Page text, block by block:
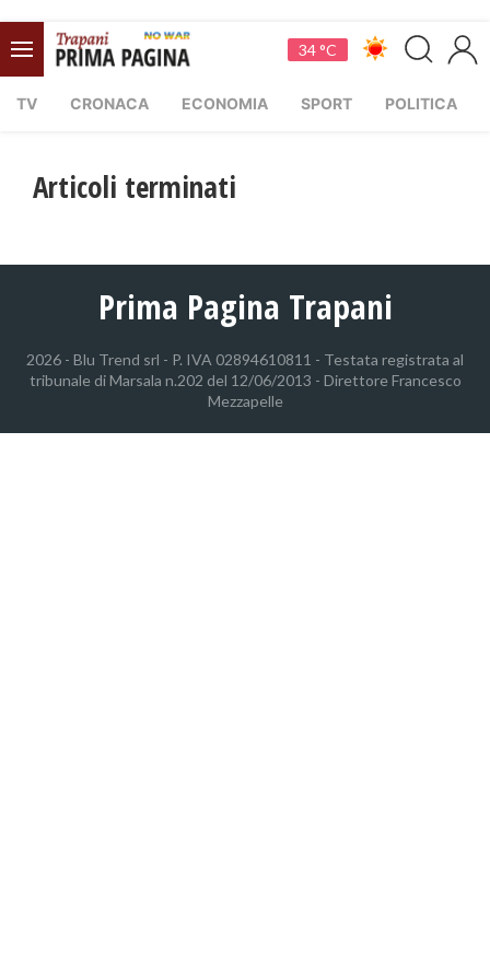
34 °C
TV CRONACA ECONOMIA SPORT POLITICA
Articoli terminati
Prima Pagina Trapani
2026 - Blu Trend srl - P. IVA 02894610811 - Testata registrata al
tribunale di Marsala n.202 del 12/06/2013 - Direttore Francesco
Mezzapelle